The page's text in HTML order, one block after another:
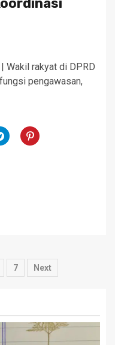
Wakil rakyat di DPRD
pengawasan,
7 Next